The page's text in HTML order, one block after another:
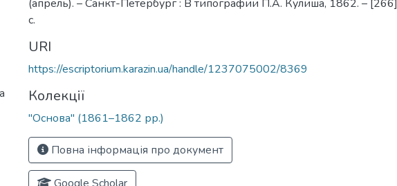
(апрель). – Санкт-Петербург : В типографии П.А. Кулиша, 1862. – [266]
с.
URI
https://escriptorium.karazin.ua/handle/1237075002/8369
Колекції
"Основа" (1861–1862 рр.)
Повна інформація про документ